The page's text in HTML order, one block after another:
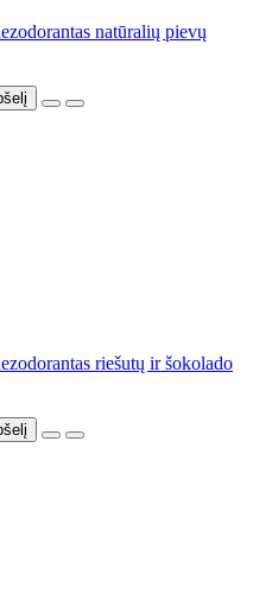
natūralių pievų
riešutų ir šokolado